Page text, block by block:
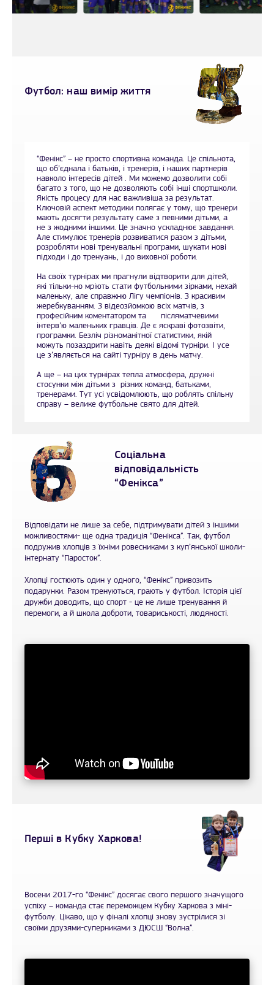
Футбол: наш вимір життя
“Фенікс” – не просто спортивна команда. Це спільнота,
що об’єднала і батьків, і тренерів, і наших партнерів
навколо інтересів дітей . Ми можемо дозволити собі
багато з того, що не дозволяють собі інші спортшколи.
Якість процесу для нас важливіша за результат.
Ключовій аспект методики полягає у тому, що тренери
мають досягти результату саме з певними дітьми, а
не з жодними іншими. Це значно ускладнює завдання.
Але стимулює тренерів розвиватися разом з дітьми,
розробляти нові тренувальні програми, шукати нові
підходи і до тренуань, і до виховної роботи.
На своїх турнірах ми прагнули відтворити для дітей,
які тільки-но мріють стати футбольними зірками, нехай
маленьку, але справжню Лігу чемпіонів. З красивим
жеребкуванням. З відеозйомкою всіх матчів, з
професійним коментатором та післяматчевими
інтерв’ю маленьких гравців. Де є яскраві фотозвіти,
програмки. Безліч різноманітної статистики, якій
можуть позаздрити навіть деякі відомі турніри. І усе
це з’являється на сайті турніру в день матчу.
А ще – на цих турнірах тепла атмосфера, дружні
стосунки між дітьми з різних команд, батьками,
тренерами. Тут усі усвідомлюють, що роблять спільну
справу – велике футбольне свято для дітей.
Соціальна
відповідальність
“Фенікса”
Відповідати не лише за себе, підтримувати дітей з іншими
можливостями- ще одна традиція “Фенікса”. Так, футбол
подружив хлопців з їхніми ровесниками з куп’янської школи-
інтернату “Паросток”.
Хлопці гостюють один у одного, “Фенікс” привозить
подарунки. Разом тренуються, грають у футбол. Історія цієї
дружби доводить, що спорт - це не лише тренування й
перемоги, а й школа доброти, товариськості, людяності.
Перші в Кубку Харкова!
Восени 2017-го “Фенікс” досягає свого першого значущого
успіху – команда стає переможцем Кубку Харкова з міні-
футболу. Цікаво, що у фіналі хлопці знову зустрілися зі
своїми друзями-суперниками з ДЮСШ “Волна”.